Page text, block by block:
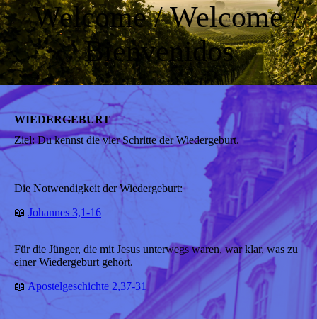
Welcome / Welcome /
Bienvenidos
WIEDERGEBURT
Ziel: Du kennst die vier Schritte der Wiedergeburt.
Die Notwendigkeit der Wiedergeburt:
📖 Johannes 3,1-16
Für die Jünger, die mit Jesus unterwegs waren, war klar, was zu
einer Wiedergeburt gehört.
📖Apostelgeschichte 2,37-31